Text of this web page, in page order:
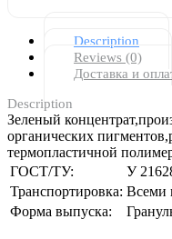
Description
Reviews (0)
Доставка и
Description
Зеленый
органических
термопластичной
ГОСТ/ТУ:
У
Транспортировка: Всеми
Форма выпуска: